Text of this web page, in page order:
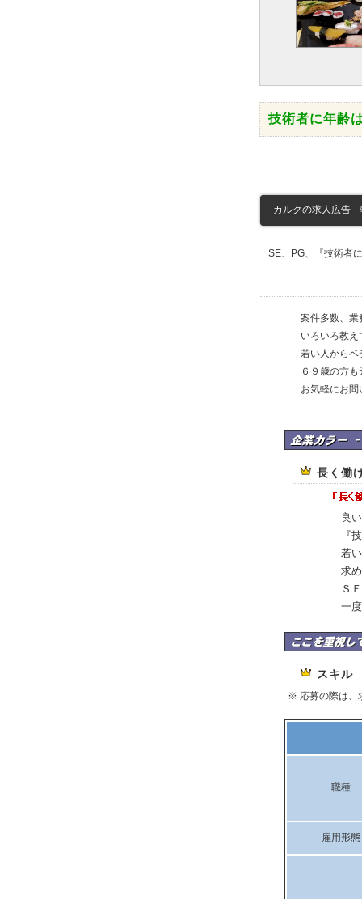
技術者に年
カルクの求人広告
SE、PG、『技術者
案件多数、業
いろいろ教え
若い人からベ
６９歳の方も
お気軽にお問
カルクの企業カラー
長く働
良
『
若
求
Ｓ
一
カルクはここを重視
スキル
※ 応募の際は、
職種
雇用形態